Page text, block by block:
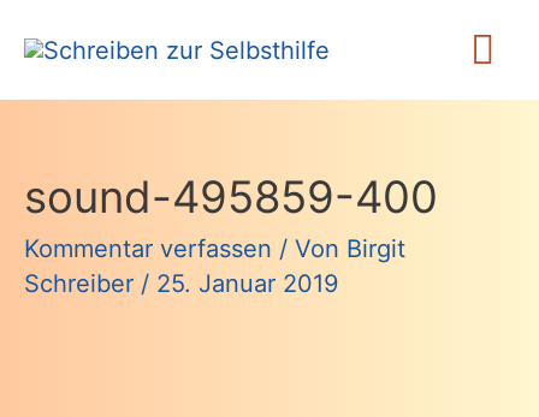
Inhalt
springen
sound-495859-400
Kommentar verfassen / Von Birgit
Schreiber / 25. Januar 2019